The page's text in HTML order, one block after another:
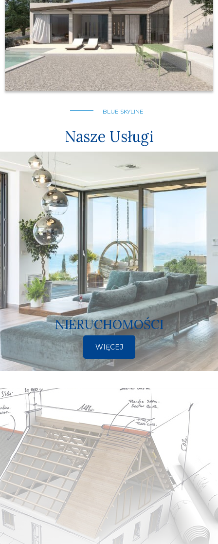
BLUE SKYLINE
Nasze Usługi
NIERUCHOMOŚCI
WIĘCEJ